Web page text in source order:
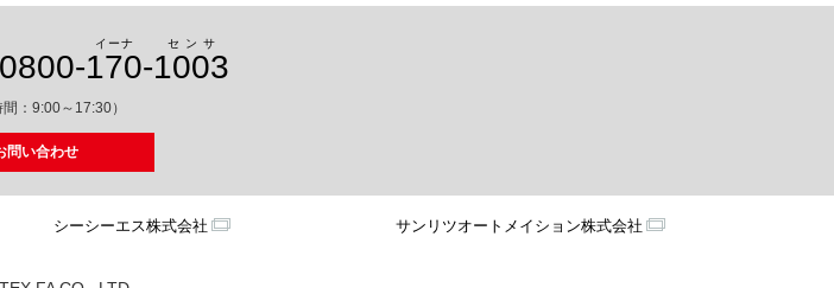
0800-170
イーナ
-1003
センサ
間：9:00～17:30）
問い合わせ
シーシーエス株式会社
サンリツオートメイション株式会社